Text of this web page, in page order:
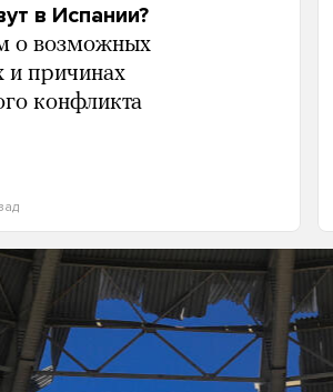
в Испании?
о возможных
и причинах
конфликта